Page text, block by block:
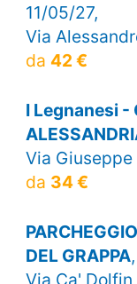
11/05/27,
Via
da 42 €
I Legnanesi -
Via Giuseppe
da 34 €
DEL GRAPPA
Via Ca' Dolfin